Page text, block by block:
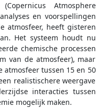
Atmosphere
en voorspellingen
atmosfeer, heeft gisteren
Het systeem houdt nu
chemische processen
van de atmosfeer), maar
atmosfeer tussen 15 en 50
realistischere weergave
interacties tussen
mogelijk maken.